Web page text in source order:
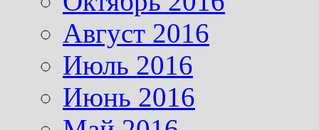
Август 2016
Июль 2016
Июнь 2016